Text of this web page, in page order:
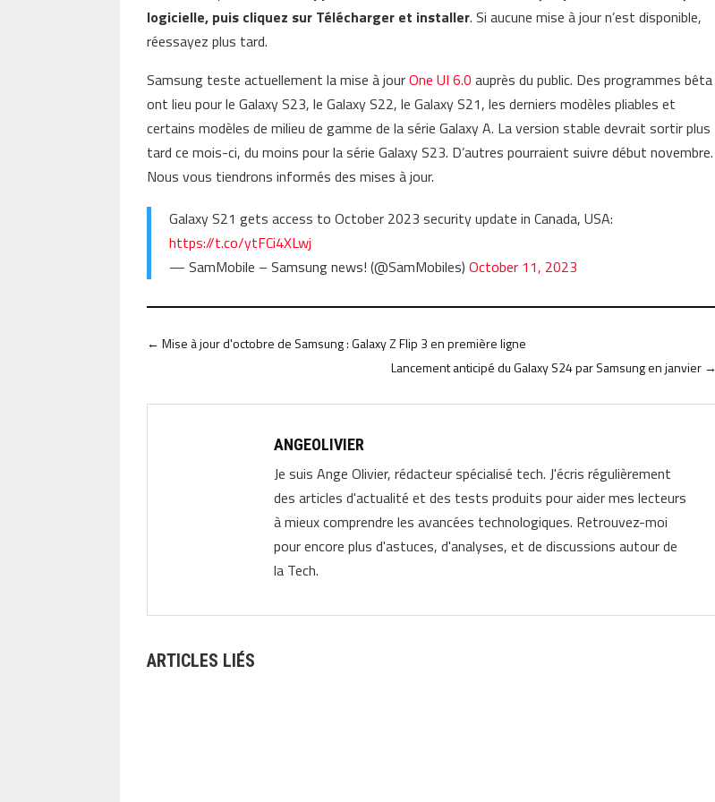
logicielle, puis cliquez sur Télécharger et installer. Si aucune mise à jour n’est disponible,
réessayez plus tard.
Samsung teste actuellement la mise à jourOne UI 6.0 auprès du public. Des programmes bêta
ont lieu pour le Galaxy S23, le Galaxy S22, le Galaxy S21, les derniers modèles pliables et
certains modèles de milieu de gamme de la série Galaxy A. La version stable devrait sortir plus
tard ce mois-ci, du moins pour la série Galaxy S23. D’autres pourraient suivre début novembre.
Nous vous tiendrons informés des mises à jour.
Galaxy S21 gets access to October 2023 security update in Canada, USA:
https://t.co/ytFCi4XLwj
— SamMobile – Samsung news! (@SamMobiles)October 11, 2023
←Mise à jour d'octobre de Samsung : Galaxy Z Flip 3 en première ligne
Lancement anticipé du Galaxy S24 par Samsung en janvier →
ANGEOLIVIER
Je suis Ange Olivier, rédacteur spécialisé tech. J'écris régulièrement
des articles d'actualité et des tests produits pour aider mes lecteurs
à mieux comprendre les avancées technologiques. Retrouvez-moi
pour encore plus d'astuces, d'analyses, et de discussions autour de
la Tech.
ARTICLES LIÉS